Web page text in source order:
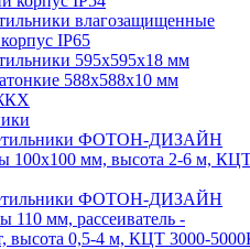
влагозащищенные
IP65
595х595х18 мм
588х588х10 мм
ФОТОН-ДИЗАЙН
100х100 мм, высота 2-6 м,
ФОТОН-ДИЗАЙН
110 мм, рассеиватель -
высота 0,5-4 м, КЦТ 3000-